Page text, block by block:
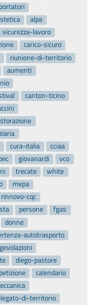
alpa
sicurezza-lavoro
carico-sicuro
riunione-di-territorio
aumenti
canton-ticino
cura-italia
cciaa
giovanardi
vco
trecate
white
mepa
rinnovo-cqc
persone
fgas
donne
autotrasporto
diego-pastore
petizione
calendario
di-territorio